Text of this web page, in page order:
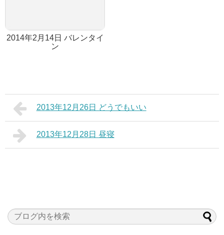
2014年2月14日 バレンタイ
ン
2013年12月26日 どうでもいい
2013年12月28日 昼寝